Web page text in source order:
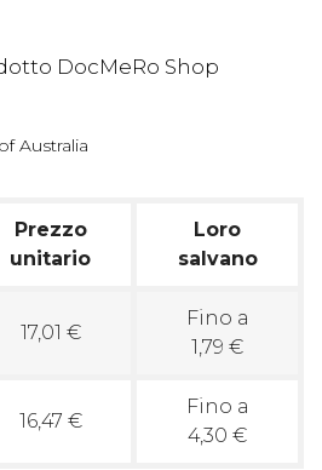
Australia
Prezzo
unitario
Loro
salvano
17,01 €
Fino a
1,79 €
16,47 €
Fino a
4,30 €